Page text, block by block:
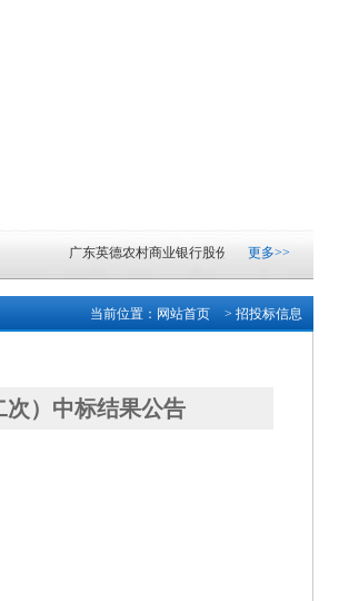
广东英德农村商业银行股份有限公司自有资产楼
广东清远农村商业银行股份有限公司网络中心机
更多>>
当前位置： 网站首页 > 招投标信息
次）中标结果公告